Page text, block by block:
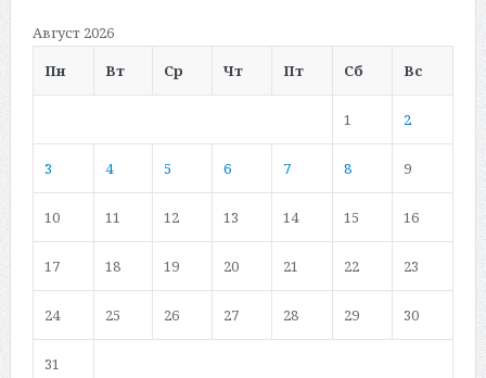
Август 2026
Пн
Вт Ср Чт Пт Сб Вс
1 2
3 4 5 6 7 8 9
10 11 12 13 14 15 16
17 18 19 20 21 22 23
24 25 26 27 28 29 30
31